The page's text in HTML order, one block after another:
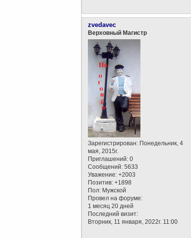
zvedavec
Верховный Магистр
Зарегистрирован: Понедельник, 4
мая, 2015г.
Приглашений: 0
Сообщений: 5633
Уважение: +2003
Позитив: +1898
Пол: Мужской
Провел на форуме:
1 месяц 20 дней
Последний визит:
Вторник, 11 января, 2022г. 11:00